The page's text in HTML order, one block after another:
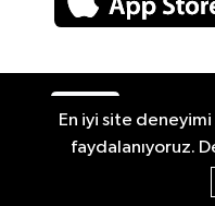
Haber
En iyi site
faydalanıyoruz.